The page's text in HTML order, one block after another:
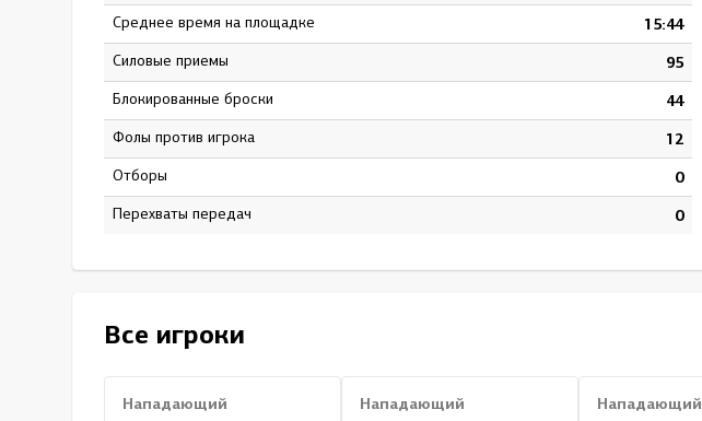
Среднее время на площадке 15:44
Силовые приемы 95
Блокированные броски 44
Фолы против игрока 12
Отборы 0
Перехваты передач 0
Все игроки
Нападающий Нападающий Нападающий